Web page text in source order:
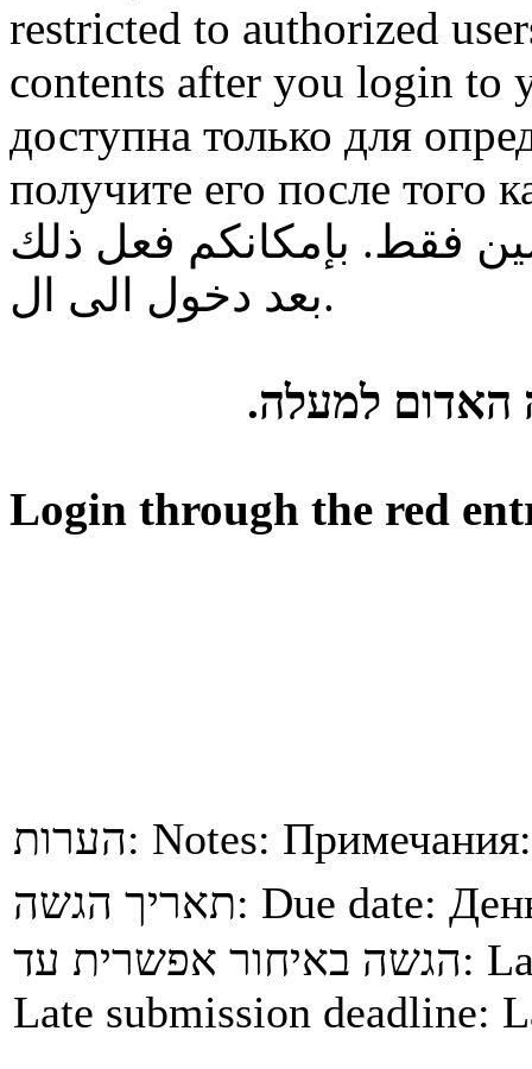
restricted to authorized
contents after you login to
доступна только для
получите его после того
فقط. بإمكانكم فعل ذلك
بعد دخول الى ال.
האדום למעלה.
Login through the red
הערות: Notes:
תאריך הגשה: Due date:
הגשה באיחור אפשרית עד:
Late submission deadline: